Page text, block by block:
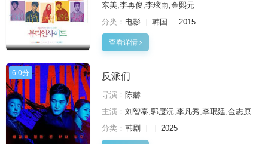
东美,李再俊,李玹雨,金熙元
分类： 电影 韩国 2015
查看详情
6.0分 反派们
导演： 陈赫
主演： 刘智泰,郭度沅,李凡秀,李珉廷,金志原
分类： 韩剧 2025